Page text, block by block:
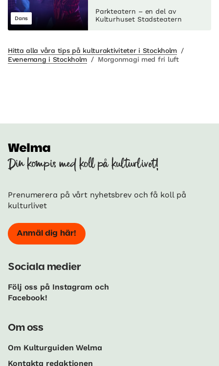
Dans
Parkteatern – en del av
Kulturhuset Stadsteatern
Hitta alla våra tips på kulturaktiviteter i Stockholm /
Evenemang i Stockholm / Morgonmagi med fri luft
Din kompis med koll på kulturlivet!
Prenumerera på vårt nyhetsbrev och få koll på
kulturlivet
Anmäl dig här!
Sociala medier
Följ oss på Instagram och
Facebook!
Om oss
Om Kulturguiden Welma
Kontakta redaktionen